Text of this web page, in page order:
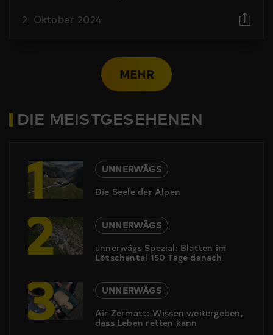
2. Oktober 2024
MEHR
DIE MEISTGESEHENEN
1
UNNERWÄGS
Die Seele der Alpen
2
UNNERWÄGS
unnerwägs Spezial: Blatten im
Lötschental 150 Tage danach
3
UNNERWÄGS
Air Zermatt: Wissen weitergeben,
dass Leben retten kann